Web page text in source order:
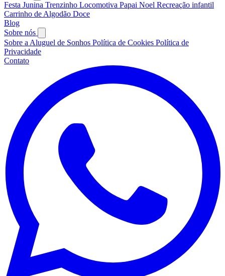
Festa Junina Trenzinho Locomotiva Papai Noel Recreação infantil
Carrinho de Algodão Doce
Blog
Sobre nós
Sobre a Aluguel de Sonhos Política de Cookies Política de
Privacidade
Contato